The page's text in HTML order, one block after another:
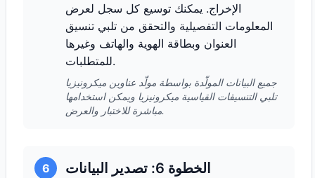
الإخراج. يمكنك توسيع كل سجل لعرض
المعلومات التفصيلية والتحقق من تلبي تنسيق
العنوان وبطاقة الهوية والهاتف وغيرها
للمتطلبات.
جميع البيانات المولّدة بواسطة مولّد عناوين ميكرونيزيا
تلبي التنسيقات القياسية ميكرونيزيا ويمكن استخدامها
مباشرة للاختبار والعرض.
6 الخطوة 6: تصدير البيانات